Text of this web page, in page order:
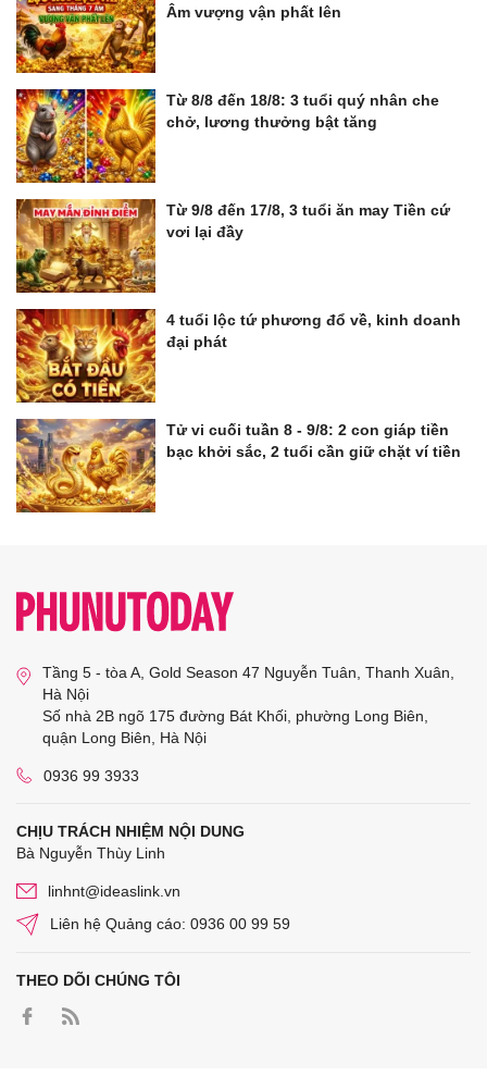
Âm vượng vận phất lên
Từ 8/8 đến 18/8: 3 tuổi quý nhân che
chở, lương thưởng bật tăng
Từ 9/8 đến 17/8, 3 tuổi ăn may Tiền cứ
vơi lại đầy
4 tuổi lộc tứ phương đổ về, kinh doanh
đại phát
Tử vi cuối tuần 8 - 9/8: 2 con giáp tiền
bạc khởi sắc, 2 tuổi cần giữ chặt ví tiền
Tầng 5 - tòa A, Gold Season 47 Nguyễn Tuân, Thanh Xuân,
Hà Nội
Số nhà 2B ngõ 175 đường Bát Khối, phường Long Biên,
quận Long Biên, Hà Nội
0936 99 3933
CHỊU TRÁCH NHIỆM NỘI DUNG
Bà Nguyễn Thùy Linh
linhnt@ideaslink.vn
Liên hệ Quảng cáo: 0936 00 99 59
THEO DÕI CHÚNG TÔI